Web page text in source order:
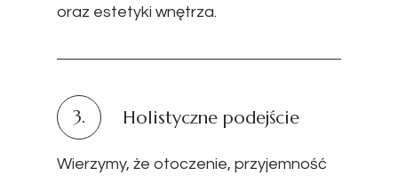
oraz estetyki wnętrza.
3. Holistyczne podejście
Wierzymy, że otoczenie, przyjemność